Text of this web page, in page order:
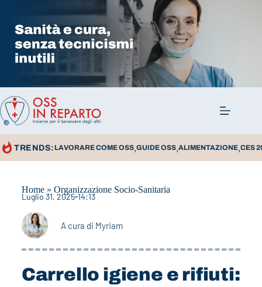
TRENDS: LAVORARE COME OSS,GUIDE OSS,ALIMENTAZIONE,CES
Home» Organizzazione Socio-Sanitaria
Luglio 31, 2025 14:13
A cura di Myriam
Carrello igiene e rifiuti: